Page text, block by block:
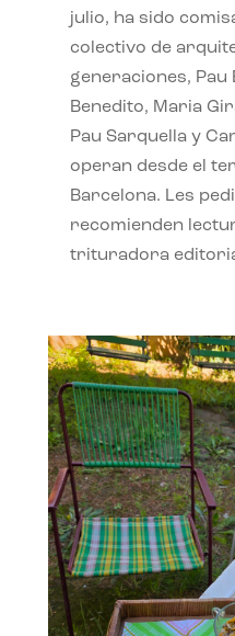
julio, ha sido
colectivo de
generaciones, Pau
Benedito, Maria
Pau Sarquella y
operan desde el
Barcelona. Les
recomienden
trituradora